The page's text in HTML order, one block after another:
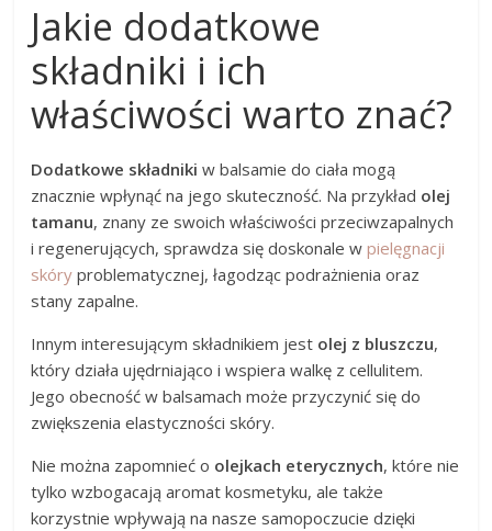
Jakie dodatkowe
składniki i ich
właściwości warto znać?
Dodatkowe składniki w balsamie do ciała mogą
znacznie wpłynąć na jego skuteczność. Na przykład olej
tamanu, znany ze swoich właściwości przeciwzapalnych
i regenerujących, sprawdza się doskonale wpielęgnacji
skóry problematycznej, łagodząc podrażnienia oraz
stany zapalne.
Innym interesującym składnikiem jest olej z bluszczu,
który działa ujędrniająco i wspiera walkę z cellulitem.
Jego obecność w balsamach może przyczynić się do
zwiększenia elastyczności skóry.
Nie można zapomnieć o olejkach eterycznych, które nie
tylko wzbogacają aromat kosmetyku, ale także
korzystnie wpływają na nasze samopoczucie dzięki